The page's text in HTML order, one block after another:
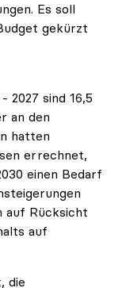
Es soll
gekürzt
2027 sind 16,5
an den
hatten
errechnet,
einen Bedarf
auf Rücksicht
auf
die